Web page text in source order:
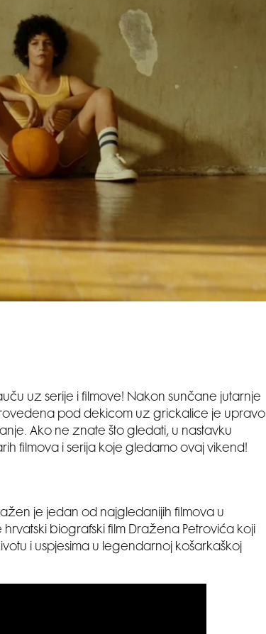
uz serije i filmove! Nakon sunčane jutarnje
pod dekicom uz grickalice je upravo
Ako ne znate što gledati, u nastavku
filmova i serija koje gledamo ovaj vikend!
je jedan od najgledanijih filmova u
biografski film Dražena Petrovića koji
i uspjesima u legendarnoj košarkaškoj